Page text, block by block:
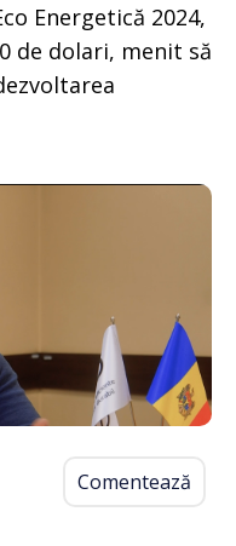
Energetică 2024,
de dolari, menit să
Comentează